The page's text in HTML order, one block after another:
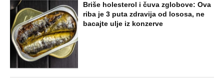
Briše holesterol i čuva zglobove: Ova
riba je 3 puta zdravija od lososa, ne
bacajte ulje iz konzerve